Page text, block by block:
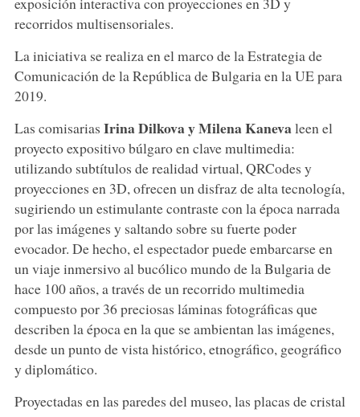
recorridos multisensoriales.
La iniciativa se realiza en el marco de la Estrategia de
Comunicación de la República de Bulgaria en la UE para
2019.
Las comisarias Irina Dilkova y Milena Kanevaleen el
proyecto expositivo búlgaro en clave multimedia:
utilizando subtítulos de realidad virtual, QRCodes y
proyecciones en 3D, ofrecen un disfraz de alta tecnología,
sugiriendo un estimulante contraste con la época narrada
por las imágenes y saltando sobre su fuerte poder
evocador. De hecho, el espectador puede embarcarse en
un viaje inmersivo al bucólico mundo de la Bulgaria de
hace 100 años, a través de un recorrido multimedia
compuesto por 36 preciosas láminas fotográficas que
describen la época en la que se ambientan las imágenes,
desde un punto de vista histórico, etnográfico, geográfico
y diplomático.
Proyectadas en las paredes del museo, las placas de cristal